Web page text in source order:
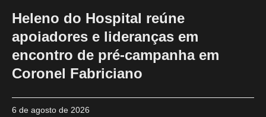
Heleno do Hospital reúne
apoiadores e lideranças em
encontro de pré-campanha em
Coronel Fabriciano
6 de agosto de 2026